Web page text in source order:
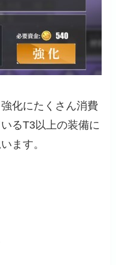
化にたくさん消費
るT3以上の装備に
ます。